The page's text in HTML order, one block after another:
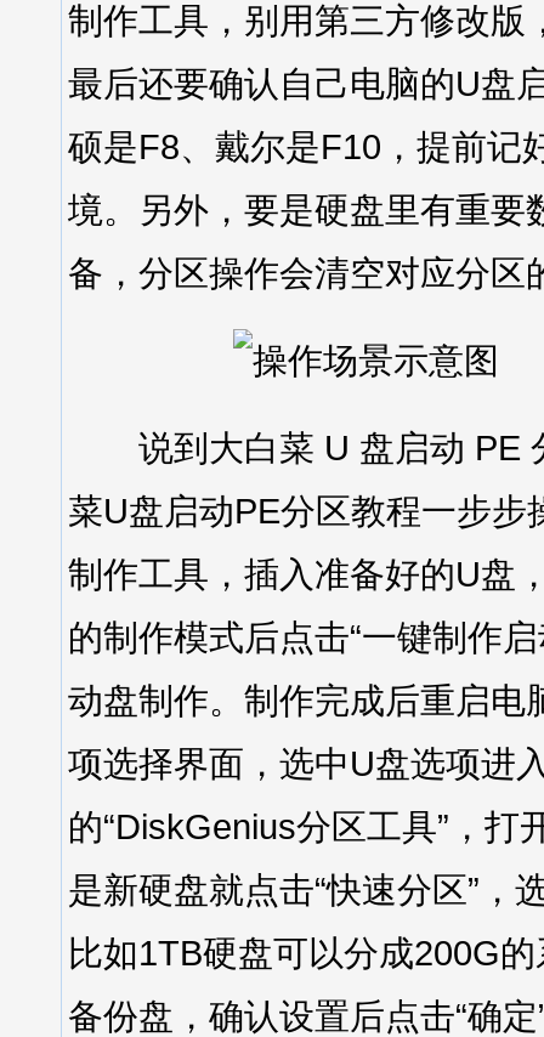
制作工具，别用第三方修改版
最后还要确认自己电脑的U盘
硕是F8、戴尔是F10，提前记
境。另外，要是硬盘里有重要
备，分区操作会清空对应分
说到大白菜 U 盘启动 PE
菜U盘启动PE分区教程一步
制作工具，插入准备好的U盘
的制作模式后点击“一键制作
动盘制作。制作完成后重启电
项选择界面，选中U盘选项进
的“DiskGenius分区工具”，
是新硬盘就点击“快速分区”，
比如1TB硬盘可以分成200G
备份盘，确认设置后点击“